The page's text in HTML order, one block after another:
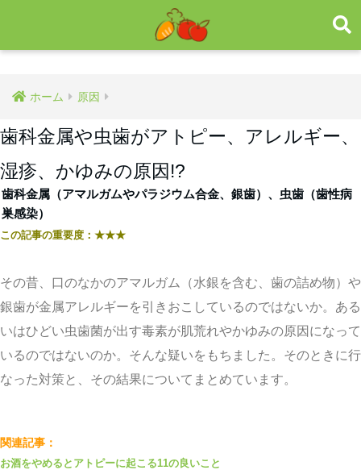
ホーム 原因
歯科金属や虫歯がアトピー、アレルギー、
湿疹、かゆみの原因!?
歯科金属（アマルガムやパラジウム合金、銀歯）、虫歯（歯性病
巣感染）
この記事の重要度： ★★★
その昔、口のなかのアマルガム（水銀を含む、歯の詰め物）や
銀歯が金属アレルギーを引きおこしているのではないか。ある
いはひどい虫歯菌が出す毒素が肌荒れやかゆみの原因になって
いるのではないのか。そんな疑いをもちました。そのときに行
なった対策と、その結果についてまとめています。
関連記事：
お酒をやめるとアトピーに起こる11の良いこと